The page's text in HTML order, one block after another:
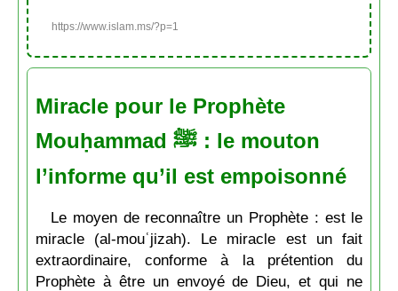
https://www.islam.ms/?p=1
Miracle pour le Prophète
Mouḥammad ﷺ : le mouton
l’informe qu’il est empoisonné
Le moyen de reconnaître un Prophète : est le
miracle (al-mouʿjizah). Le miracle est un fait
extraordinaire, conforme à la prétention du
Prophète à être un envoyé de Dieu, et qui ne